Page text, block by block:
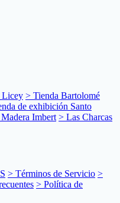
Licey > Tienda Bartolomé
de exhibición Santo
Imbert > Las Charcas
> Términos de Servicio >
> Política de